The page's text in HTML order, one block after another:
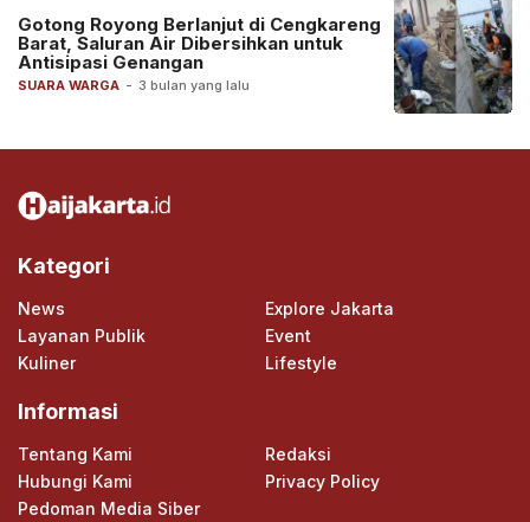
SUARA WARGA - 3 bulan yang lalu
Gotong Royong Berlanjut di Cengkareng
Barat, Saluran Air Dibersihkan untuk
Antisipasi Genangan
Kategori
News
Explore Jakarta
Layanan Publik
Event
Kuliner
Lifestyle
Informasi
Tentang Kami
Redaksi
Hubungi Kami
Privacy Policy
Pedoman Media Siber